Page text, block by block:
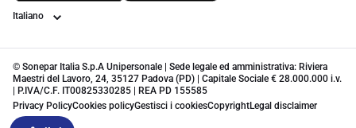
Lingua
© Sonepar Italia S.p.A Unipersonale | Sede legale ed amministrativa: Riviera
Maestri del Lavoro, 24, 35127 Padova (PD) | Capitale Sociale € 28.000.000 i.v.
| P.IVA/C.F. IT00825330285 | REA PD 155585
Privacy PolicyCookies policyGestisci i cookiesCopyrightLegal disclaimer